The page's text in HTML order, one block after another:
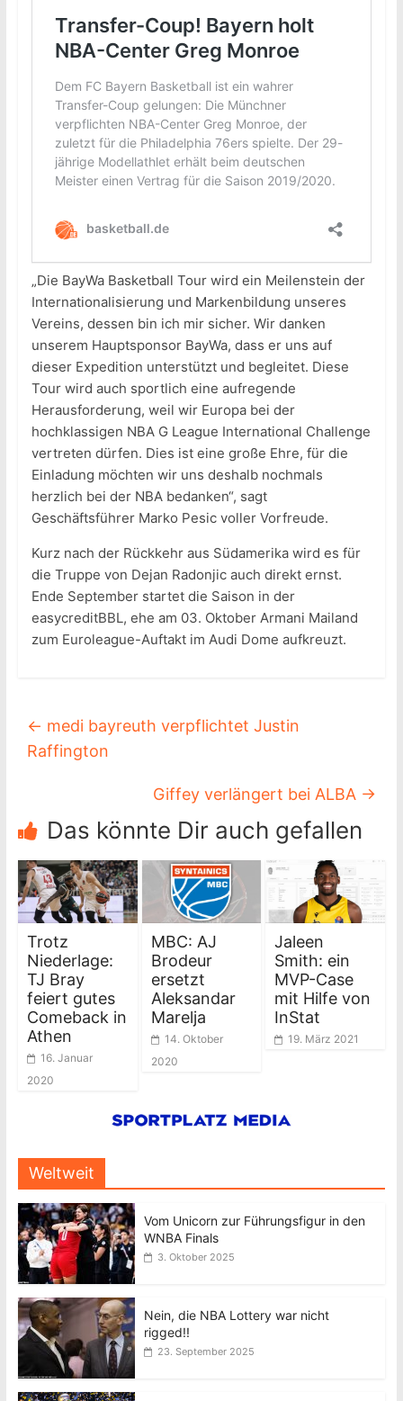
„Die BayWa Basketball Tour wird ein Meilenstein der
Internationalisierung und Markenbildung unseres
Vereins, dessen bin ich mir sicher. Wir danken
unserem Hauptsponsor BayWa, dass er uns auf
dieser Expedition unterstützt und begleitet. Diese
Tour wird auch sportlich eine aufregende
Herausforderung, weil wir Europa bei der
hochklassigen NBA G League International Challenge
vertreten dürfen. Dies ist eine große Ehre, für die
Einladung möchten wir uns deshalb nochmals
herzlich bei der NBA bedanken“, sagt
Geschäftsführer Marko Pesic voller Vorfreude.
Kurz nach der Rückkehr aus Südamerika wird es für
die Truppe von Dejan Radonjic auch direkt ernst.
Ende September startet die Saison in der
easycreditBBL, ehe am 03. Oktober Armani Mailand
zum Euroleague-Auftakt im Audi Dome aufkreuzt.
← medi bayreuth verpflichtet Justin
Raffington
Giffey verlängert bei ALBA →
Das könnte Dir auch gefallen
Trotz
Niederlage:
TJ Bray
feiert gutes
Comeback in
Athen
16. Januar
2020
MBC: AJ
Brodeur
ersetzt
Aleksandar
Marelja
14. Oktober
2020
Jaleen
Smith: ein
MVP-Case
mit Hilfe von
InStat
19. März 2021
Weltweit
Vom Unicorn zur Führungsfigur in den
WNBA Finals
3. Oktober 2025
Nein, die NBA Lottery war nicht
rigged!!
23. September 2025